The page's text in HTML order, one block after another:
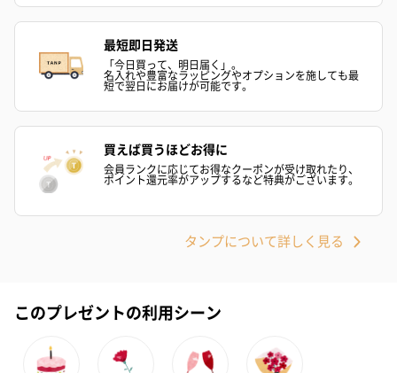
も1日遅くなります。
シーズンブーケ（ひま
わり）（1,880円）
ーン）（1,650円）
（1,650円）
自然のお花で作ったドライフラワー・プリザーブドフラワーを同
梱します。
一部花材が写真と異なる場合がございます。予めご了承くださ
い。パッケージに入れてお届けします。
最短即日発送
「今日買って、明日届く」。
名入れや豊富なラッピングやオプションを施しても最
短で翌日にお届けが可能です。
買えば買うほどお得に
会員ランクに応じてお得なクーポンが受け取れたり、
ポイント還元率がアップするなど特典がございます。
タンプについて詳しく見る
このプレゼントの利用シーン